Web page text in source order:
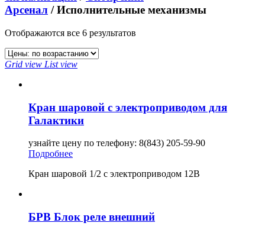
Арсенал / Исполнительные механизмы
Отображаются все 6 результатов
Grid view List view
Кран шаровой с электроприводом для
Галактики
узнайте цену по телефону: 8(843) 205-59-90
Подробнее
Кран шаровой 1/2 с электроприводом 12В
БРВ Блок реле внешний